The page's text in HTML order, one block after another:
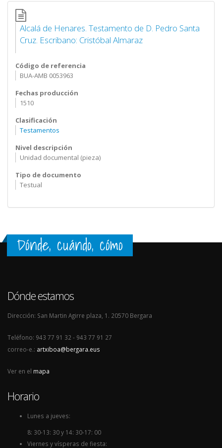
Alcalá de Henares. Testamento de D. Pedro Santa
Cruz. Escribano: Cristóbal Almaraz
Código de referencia
BUA-AMB 0053963
Fechas producción
1510
Clasificación
Testamentos
Nivel descripción
Unidad documental (pieza)
Tipo de documento
Testual
Dónde, cuándo, cómo
Dónde estamos
Dirección: San Martin Agirre plaza, 1. 20570 Bergara
Teléfono: 943 77 91 32 - 943 77 91 27
correo-e.: artxiboa@bergara.eus
Ver en el mapa
Horario
Lunes a jueves:
8: 30-13: 30 y 14: 30-17: 00
Viernes y vísperas de fiesta: